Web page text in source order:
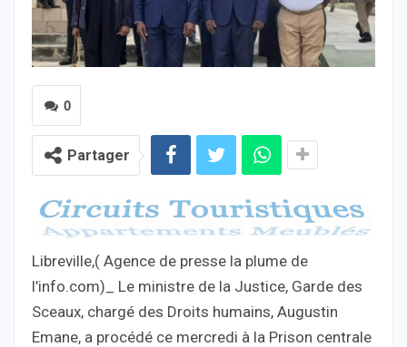
0
Partager
Libreville,( Agence de presse la plume de
l’info.com)_ Le ministre de la Justice, Garde des
Sceaux, chargé des Droits humains, Augustin
Emane, a procédé ce mercredi à la Prison centrale